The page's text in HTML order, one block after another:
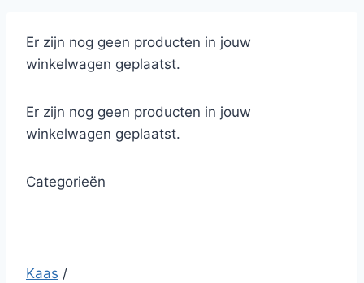
Er zijn nog geen producten in jouw
winkelwagen geplaatst.
Er zijn nog geen producten in jouw
winkelwagen geplaatst.
Categorieën
Kaas /